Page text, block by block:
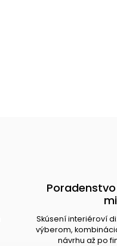
Skúsení interiéroví
výberom,
návrhu až po